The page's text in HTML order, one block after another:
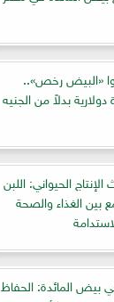
«البيض رخص»..
بدلاً من الجنيه
الحيواني: اللبن
بين الغذاء والصحة
بيض المائدة: الحفاظ